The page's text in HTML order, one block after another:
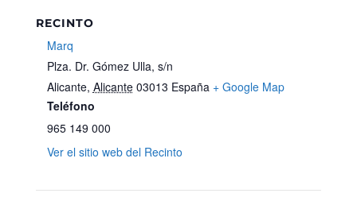
RECINTO
Marq
Plza. Dr. Gómez Ulla, s/n
Alicante, Alicante 03013 España + Google Map
Teléfono
965 149 000
Ver el sitio web del Recinto